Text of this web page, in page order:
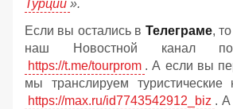
Турции ».
Если вы остались в Телеграме,
наш Новостной канал
https://t.me/tourprom . А если вы
мы транслируем туристические
https://max.ru/id7743542912_biz . А